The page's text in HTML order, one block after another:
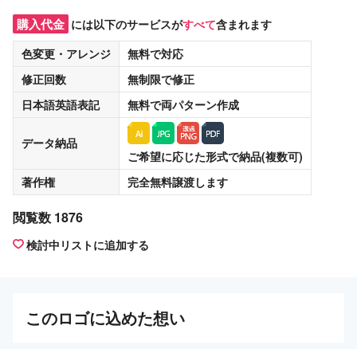
購入代金 には以下のサービスがすべて含まれます
色変更・アレンジ
無料で対応
修正回数
無制限で修正
日本語英語表記
無料で両パターン作成
データ納品
ご希望に応じた形式で納品(複数可)
著作権
完全無料譲渡します
閲覧数 1876
検討中リストに追加する
このロゴに込めた想い